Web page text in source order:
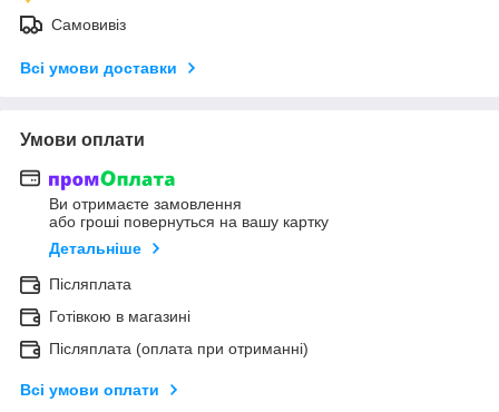
Самовивіз
Всі умови доставки
Умови оплати
Ви отримаєте замовлення
або гроші повернуться на вашу картку
Детальніше
Післяплата
Готівкою в магазині
Післяплата (оплата при отриманні)
Всі умови оплати